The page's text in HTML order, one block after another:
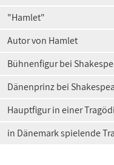
"Hamlet"
Autor von Hamlet
Bühnenfigur bei
Dänenprinz bei
Hauptfigur in einer
in Dänemark spielende